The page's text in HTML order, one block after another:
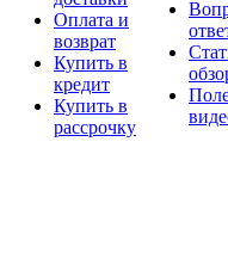
Оплата и
возврат
Купить в
кредит
Купить в
рассрочку